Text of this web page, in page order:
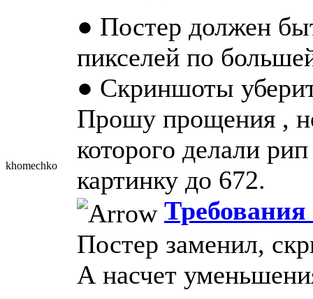
khomechko
● Постер должен
пикселей по
● Скриншоты
Прошу прощения ,
которого делали
картинку до 672.
Требования
Постер заменил,
А насчет